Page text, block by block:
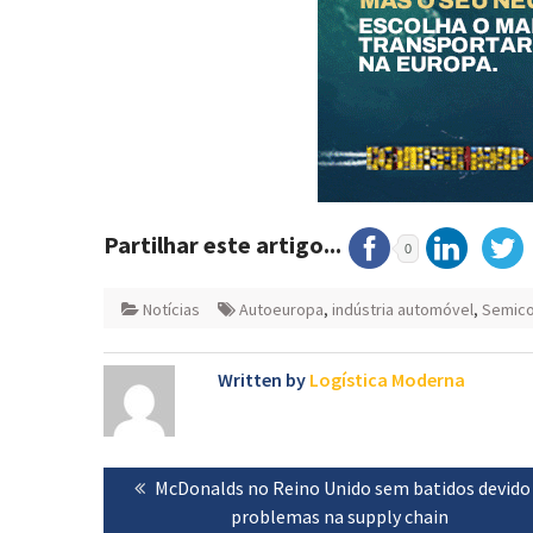
Partilhar este artigo... 0
Notícias Autoeuropa, indústria automóvel,
Written by Logística Moderna
Navegação
Previous
McDonalds no Reino Unido sem batidos devido
problemas na supply chain